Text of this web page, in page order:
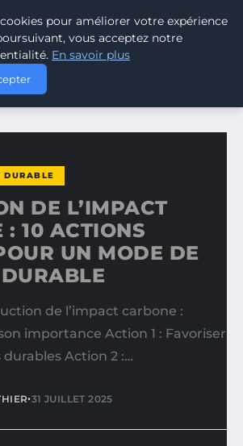
DURABLE
CARBONE : 10 ACTIONS FACILES…
DURABLE
DE L’IMPACT
: 10 ACTIONS
UN MODE DE
de l’impact carbone :
importance Action 1 : Favoriser
Action 2 :…
•31 JUILLET 2025
pour améliorer votre expérience
vous acceptez notre
En savoir plus